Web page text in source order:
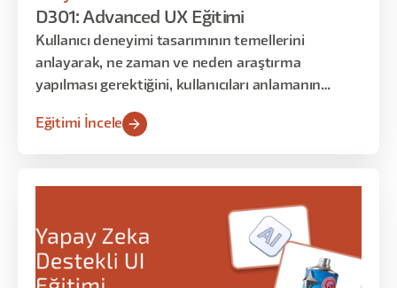
D301: Advanced UX Eğitimi
Kullanıcı deneyimi tasarımının temellerini
anlayarak, ne zaman ve neden araştırma
yapılması gerektiğini, kullanıcıları anlamanın
empati oluşturulduğunu keşfetmek istiyorsanız,
Eğitimi İncele